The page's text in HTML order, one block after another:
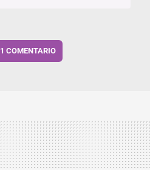
1 COMENTARIO